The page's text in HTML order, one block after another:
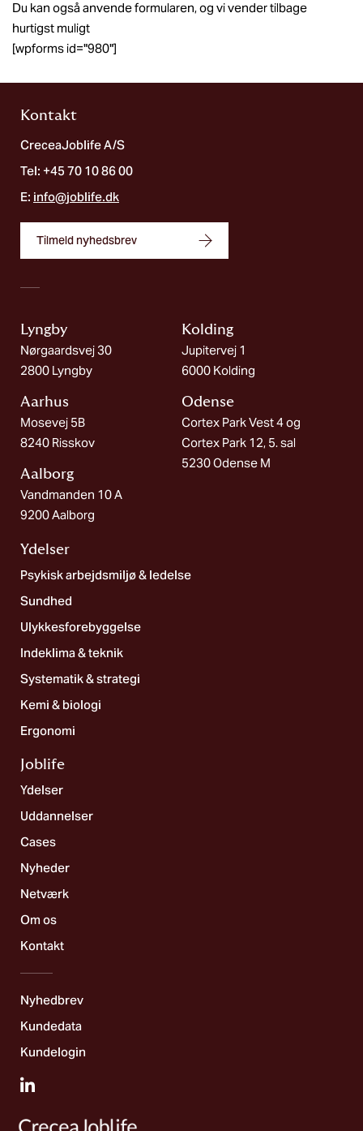
Du kan også anvende formularen, og vi vender tilbage
hurtigst muligt
[wpforms id="980"]
Kontakt
CreceaJoblife A/S
Tel: +45 70 10 86 00
E: info@joblife.dk
Tilmeld nyhedsbrev
Lyngby
Nørgaardsvej 30
2800 Lyngby
Aarhus
Mosevej 5B
8240 Risskov
Aalborg​
Vandmanden 10 A
9200 Aalborg
Kolding​
Jupitervej 1
6000 Kolding
Odense
Cortex Park Vest 4 og
Cortex Park 12, 5. sal
5230 Odense M
Ydelser
Psykisk arbejdsmiljø & ledelse
Sundhed
Ulykkesforebyggelse
Indeklima & teknik
Systematik & strategi
Kemi & biologi
Ergonomi
Joblife​
Ydelser
Uddannelser
Cases
Nyheder
Netværk
Om os
Kontakt
Nyhedbrev
Kundedata
Kundelogin